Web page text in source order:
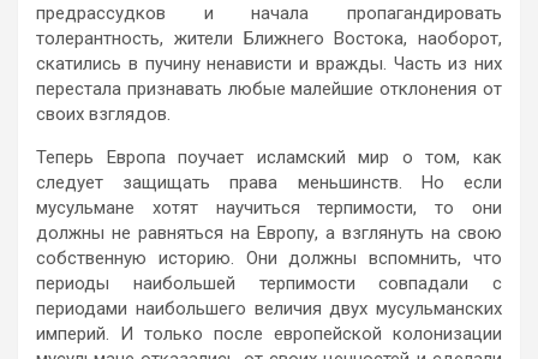
предрассудков и начала пропагандировать
толерантность, жители Ближнего Востока, наоборот,
скатились в пучину ненависти и вражды. Часть из них
перестала признавать любые малейшие отклонения от
своих взглядов.
Теперь Европа поучает исламский мир о том, как
следует защищать права меньшинств. Но если
мусульмане хотят научиться терпимости, то они
должны не равняться на Европу, а взглянуть на свою
собственную историю. Они должны вспомнить, что
периоды наибольшей терпимости совпадали с
периодами наибольшего величия двух мусульманских
империй. И только после европейской колонизации